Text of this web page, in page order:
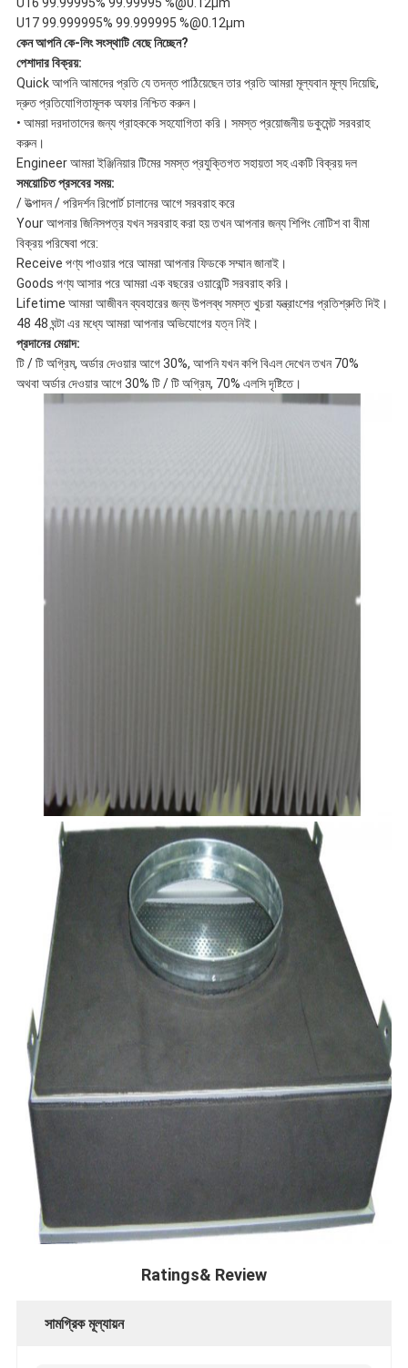
U16 99.99995% 99.99995 %@0.12μm
U17 99.999995% 99.999995 %@0.12μm
কেন আপনি কে-লিং সংস্থাটি বেছে নিচ্ছেন?
পেশাদার বিক্রয়:
Quick আপনি আমাদের প্রতি যে তদন্ত পাঠিয়েছেন তার প্রতি আমরা মূল্যবান মূল্য দিয়েছি,
দ্রুত প্রতিযোগিতামূলক অফার নিশ্চিত করুন।
• আমরা দরদাতাদের জন্য গ্রাহককে সহযোগিতা করি। সমস্ত প্রয়োজনীয় ডকুমেন্ট সরবরাহ
করুন।
Engineer আমরা ইঞ্জিনিয়ার টিমের সমস্ত প্রযুক্তিগত সহায়তা সহ একটি বিক্রয় দল
সময়োচিত প্রসবের সময়:
/ উত্পাদন / পরিদর্শন রিপোর্ট চালানের আগে সরবরাহ করে
Your আপনার জিনিসপত্র যখন সরবরাহ করা হয় তখন আপনার জন্য শিপিং নোটিশ বা বীমা
বিক্রয় পরিষেবা পরে:
Receive পণ্য পাওয়ার পরে আমরা আপনার ফিডকে সম্মান জানাই।
Goods পণ্য আসার পরে আমরা এক বছরের ওয়ারেন্টি সরবরাহ করি।
Lifetime আমরা আজীবন ব্যবহারের জন্য উপলব্ধ সমস্ত খুচরা যন্ত্রাংশের প্রতিশ্রুতি দিই।
48 48 ঘন্টা এর মধ্যে আমরা আপনার অভিযোগের যত্ন নিই।
প্রদানের মেয়াদ:
টি / টি অগ্রিম, অর্ডার দেওয়ার আগে 30%, আপনি যখন কপি বিএল দেখেন তখন 70%
অথবা অর্ডার দেওয়ার আগে 30% টি / টি অগ্রিম, 70% এলসি দৃষ্টিতে।
Ratings& Review
সামগ্রিক মূল্যায়ন